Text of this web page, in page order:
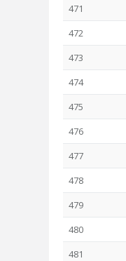
471
472
473
474
475
476
477
478
479
480
481